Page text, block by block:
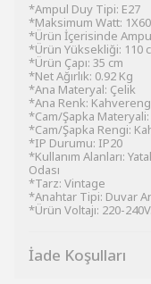
*Ampul Duy Tipi: E27
*Maksimum Watt:
*Ürün İçerisinde
*Ürün Yüksekliği: 110
*Ürün Çapı: 35 cm
*Net Ağırlık: 0.92 Kg
*Ana Materyal: Çelik
*Ana Renk:
*Cam/Şapka
*Cam/Şapka Rengi:
*IP Durumu: IP20
*Kullanım Alanları:
Odası
*Tarz: Vintage
*Anahtar Tipi: Duvar
*Ürün Voltajı: 220-
İade Koşulları